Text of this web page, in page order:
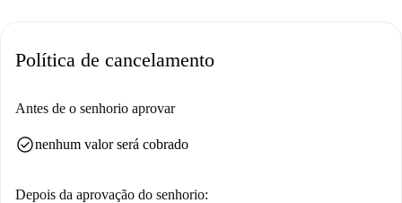
Esta área vibrante garante que você tenha muitos restaurantes e
Política de cancelamento
Antes de o senhorio aprovar
check_circlenenhum valor será cobrado
Depois da aprovação do senhorio: